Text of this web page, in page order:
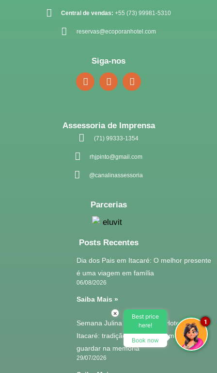
Central de vendas: +55 (73) 99981-5310
reservas@ecoporanhotel.com
Siga-nos
F
a
o
I
n
g
a
W
h
a
p
Assessoria de Imprensa
(71) 99333-1354
rhjpinto@gmail.com
@canalinassessoria
Parcerias
Posts Recentes
Dia dos Pais em Itacaré: O melhor presente
é uma viagem em família
06/08/2026
Saiba Mais »
Semana Julina no Ecoporan Hotel em
Itacaré: tradição, cultura e momentos para
guardar na memória
29/07/2026
×
Best price
here!
Book now
1